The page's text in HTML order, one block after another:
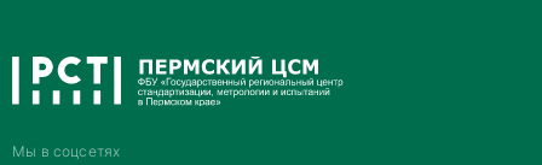
Мы в соцсетях